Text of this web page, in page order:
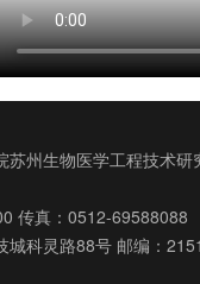
苏州生物医学工程技术
传真：0512-69588088
城科灵路88号 邮编：